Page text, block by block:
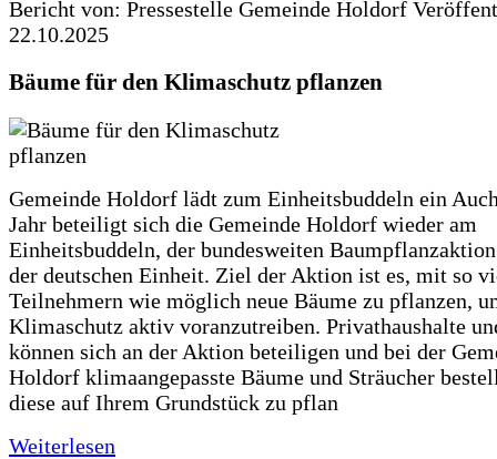
Bericht von: Pressestelle Gemeinde Holdorf
22.10.2025
Bäume für den Klimaschutz pflanzen
Gemeinde Holdorf lädt zum Einheitsbuddeln ein
Jahr beteiligt sich die Gemeinde Holdorf wieder am
Einheitsbuddeln, der bundesweiten
der deutschen Einheit. Ziel der Aktion ist es, mit so
Teilnehmern wie möglich neue Bäume zu pflanzen,
Klimaschutz aktiv voranzutreiben. Privathaushalte
können sich an der Aktion beteiligen und bei der
Holdorf klimaangepasste Bäume und Sträucher
diese auf Ihrem Grundstück zu pflan
Weiterlesen